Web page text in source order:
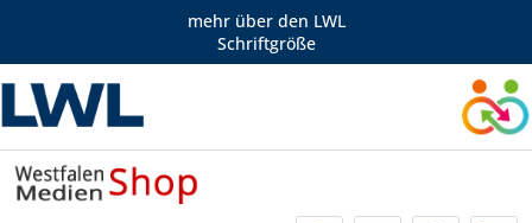
mehr über den LWL
Schriftgröße